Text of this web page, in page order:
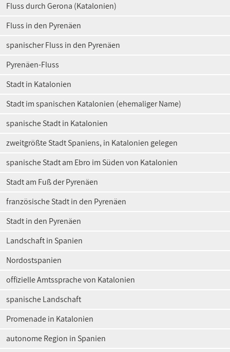
Fluss durch Gerona (Katalonien)
Fluss in den Pyrenäen
spanischer Fluss in den Pyrenäen
Pyrenäen-Fluss
Stadt in Katalonien
Stadt im spanischen Katalonien (ehemaliger Name)
spanische Stadt in Katalonien
zweitgrößte Stadt Spaniens, in Katalonien gelegen
spanische Stadt am Ebro im Süden von Katalonien
Stadt am Fuß der Pyrenäen
französische Stadt in den Pyrenäen
Stadt in den Pyrenäen
Landschaft in Spanien
Nordostspanien
offizielle Amtssprache von Katalonien
spanische Landschaft
Promenade in Katalonien
autonome Region in Spanien